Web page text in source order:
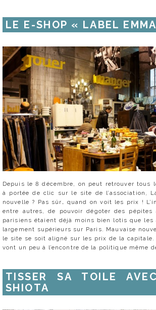
LE E-SHOP « LABEL
Depuis le 8 décembre, on peut retrouver tous
à portée de clic sur le site de l’association,
nouvelle ? Pas sûr… quand on voit les prix !
entre autres, de pouvoir dégoter des
parisiens étaient déjà moins bien lotis que les
largement supérieurs sur Paris. Mauvaise
le site se soit aligné sur les prix de la capitale.
vont un peu à l’encontre de la politique même
TISSER SA TOILE
SHIOTA